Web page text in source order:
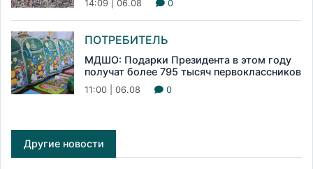
14:09 | 06.08 0
ПОТРЕБИТЕЛЬ
МДШО: Подарки Президента в этом году
получат более 795 тысяч первоклассников
11:00 | 06.08 0
Другие новости